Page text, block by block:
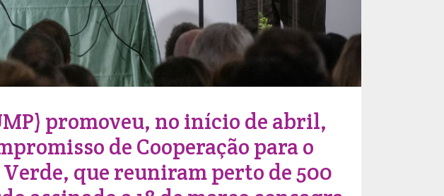
promoveu, no início de abril,
de Cooperação para o
que reuniram perto de 500